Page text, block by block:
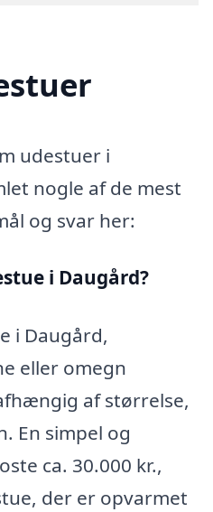
udestuer i
nogle af de mest
og svar her:
i Daugård?
i Daugård,
eller omegn
af størrelse,
En simpel og
ca. 30.000 kr.,
der er opvarmet